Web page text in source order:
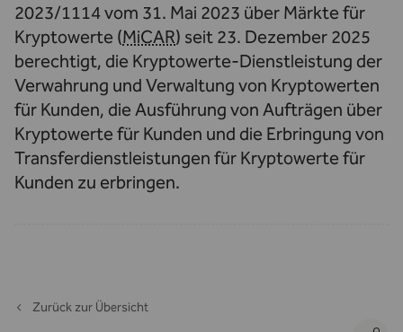
2023/1114 vom 31. Mai 2023 über Märkte für
Kryptowerte (MiCAR) seit 23. Dezember 2025
berechtigt, die Kryptowerte-Dienstleistung der
Verwahrung und Verwaltung von Kryptowerten
für Kunden, die Ausführung von Aufträgen über
Kryptowerte für Kunden und die Erbringung von
Transferdienstleistungen für Kryptowerte für
Kunden zu erbringen.
Zurück zur Übersicht